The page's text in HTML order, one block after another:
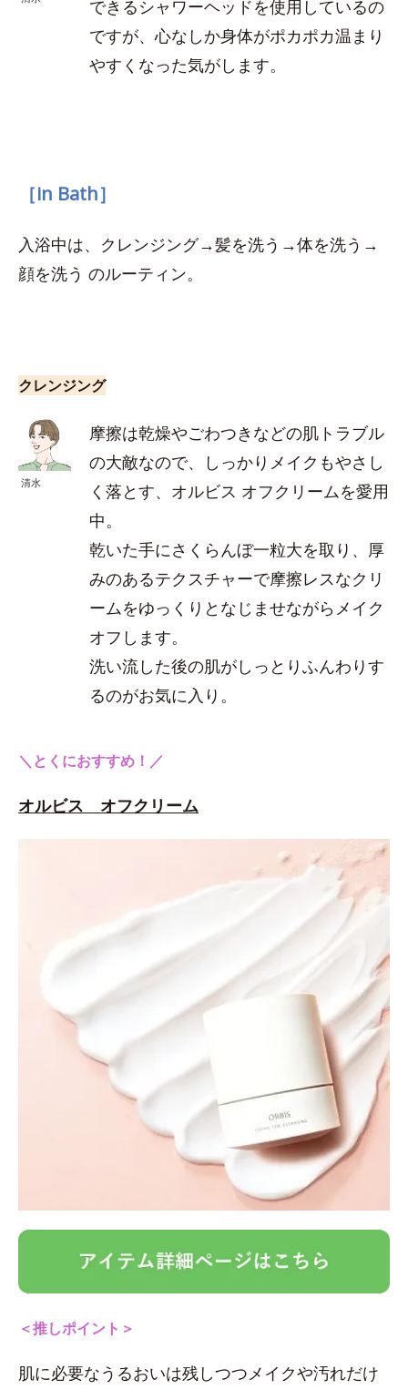
できるシャワーヘッドを使用しているの
ですが、心なしか身体がポカポカ温まり
やすくなった気がします。
［in Bath］
入浴中は、クレンジング→髪を洗う→体を洗う→
顔を洗う のルーティン。
クレンジング
清水
摩擦は乾燥やごわつきなどの肌トラブル
の大敵なので、しっかりメイクもやさし
く落とす、オルビス オフクリームを愛用
中。
乾いた手にさくらんぼ一粒大を取り、厚
みのあるテクスチャーで摩擦レスなクリ
ームをゆっくりとなじませながらメイク
オフします。
洗い流した後の肌がしっとりふんわりす
るのがお気に入り。
＼とくにおすすめ！／
オルビス オフクリーム
＜推しポイント＞
肌に必要なうるおいは残しつつメイクや汚れだけ